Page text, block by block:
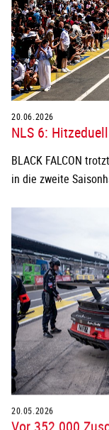
20.06.2026
NLS 6:
BLACK FALCON
in die zweite
20.05.2026
Vor 352.000